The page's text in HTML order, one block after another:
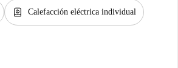
water_heater Calefacción eléctrica individual